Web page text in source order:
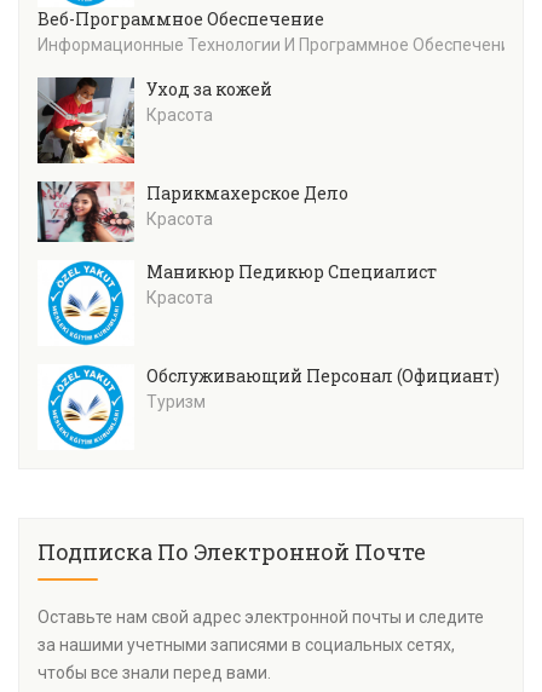
Веб-Программное Обеспечение
Информационные Технологии И Программное Обеспечение
Уход за кожей
Красота
Парикмахерское Дело
Красота
Маникюр Педикюр Специалист
Красота
Обслуживающий Персонал (Официант)
Туризм
Подписка По Электронной Почте
Оставьте нам свой адрес электронной почты и следите
за нашими учетными записями в социальных сетях,
чтобы все знали перед вами.